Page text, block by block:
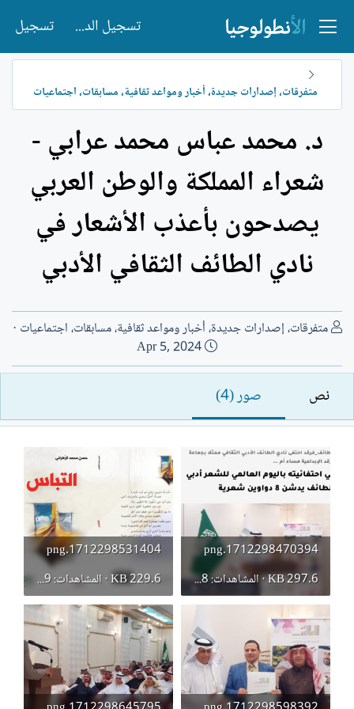
تسجيل الدخول تسجيل
متفرقات، إصدارات جديدة، أخبار ومواعد ثقافية، مسابقات، اجتماعيات
د. محمد عباس محمد عرابي -
شعراء المملكة والوطن العربي
يصدحون بأعذب الأشعار في
نادي الطائف الثقافي الأدبي
ا
ك
ت
ب
متفرقات، إصدارات جديدة، أخبار ومواعد ثقافية، مسابقات، اجتماعيات
ت
ا
خ
ل
إ
ش
ا
ء
Apr 5, 2024
نص صور (4)
1712298470394.png
297.6 KB · المشاهدات: 218
1712298531404.png
229.6 KB · المشاهدات: 199